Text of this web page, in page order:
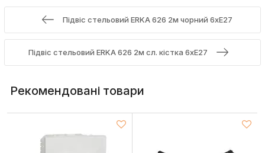
Підвіс стельовий ERKA 626 2м чорний 6xЕ27
Підвіс стельовий ERKA 626 2м сл. кістка 6xЕ27
Рекомендовані товари